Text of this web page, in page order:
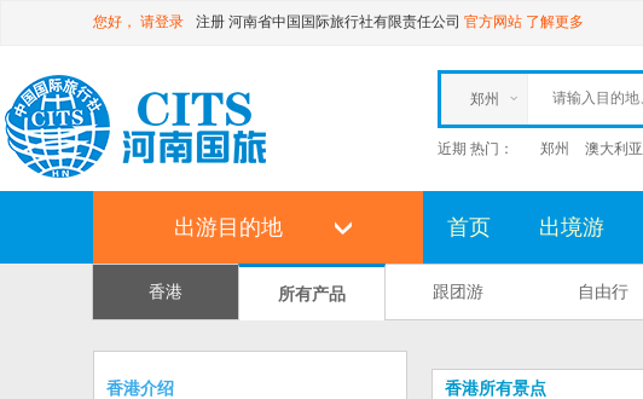
您好， 请登录 注册 河南省中国国际旅行社有限责任公司 官方网站 了解更多
郑州
近期 热门： 郑州 澳大利亚
出游目的地 首页 出境游
香港 所有产品 跟团游 自由行
香港介绍 香港所有景点